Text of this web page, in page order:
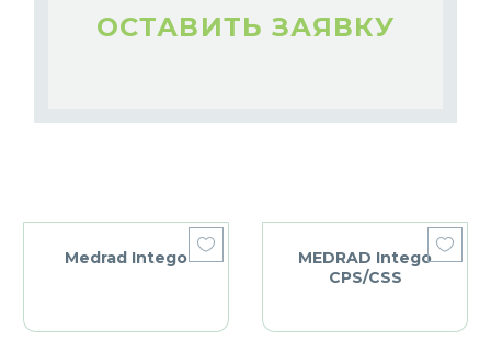
ОСТАВИТЬ ЗАЯВКУ
Medrad Intego
MEDRAD Intego
CPS/CSS